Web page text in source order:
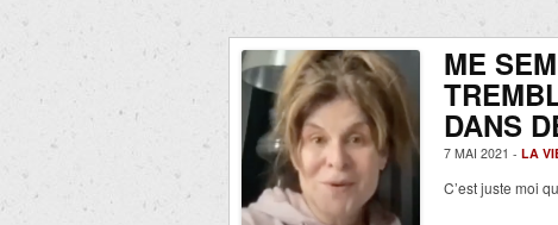
ME
DANS
7 MAI 2021 - LA
C’est juste moi